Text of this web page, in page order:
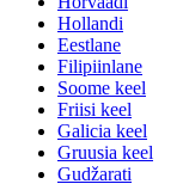
Hollandi
Eestlane
Filipiinlane
Soome keel
Friisi keel
Galicia keel
Gruusia keel
Gudžarati